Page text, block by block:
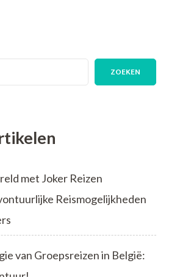
WereldwijdZOEKEN
met Joker Reizen
Reismogelijkheden
van Groepsreizen in België: